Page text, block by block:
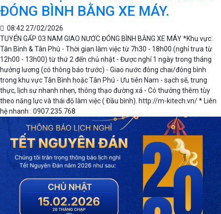
ĐÓNG BÌNH BẰNG XE MÁY.
08:42 27/02/2026
TUYỂN GẤP 03 NAM GIAO NƯỚC ĐÓNG BÌNH BẰNG XE MÁY *Khu vực:
Tân Bình & Tân Phú - Thời gian làm việc từ 7h30 - 18h00 (nghỉ trưa từ
12h00 - 13h00) từ thứ 2 đến chủ nhật - Được nghỉ 1 ngày trong tháng
hưởng lương (có thông báo trước) - Giao nước đóng chai/đóng bình
trong khu vực Tân Bình hoặc Tân Phú - Ưu tiên Nam - sạch sẽ, trung
thực, lịch sự nhanh nhẹn, thông thạo đường xá - Có thưởng thêm tùy
theo năng lực và thái độ làm việc ( Đầu bình). http://m-kitech.vn/ * Liên
hệ nhanh : 0907.235.768